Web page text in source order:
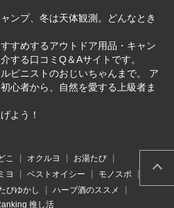
ンプ、冬は天体観測。どんなとき
すめするアウトドア用品・キャン
する口コミQ＆Aサイトです。
ピニストのおじいちゃんまで。 ア
心者から、自然を愛する上級者ま
よう！
こ オクルヨ
お湯たび
ヨ ベストオイシー
モノスポ
びゆかし
ハーブ酒のススメ
推し活